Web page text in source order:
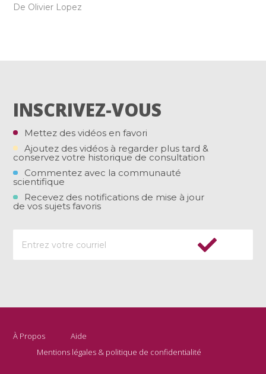
De Olivier Lopez
INSCRIVEZ-VOUS
Mettez des vidéos en favori
Ajoutez des vidéos à regarder plus tard &
conservez votre historique de consultation
Commentez avec la communauté
scientifique
Recevez des notifications de mise à jour
de vos sujets favoris
À Propos
Aide
Mentions légales & politique de confidentialité